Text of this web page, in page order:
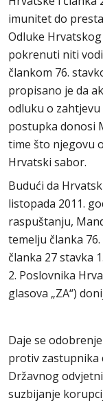
imunitet do
Odluke
pokrenuti niti
člankom 76.
propisano je da
odluku o
postupka donosi
time što njegovu
Hrvatski sabor.
Budući da
listopada 2011.
raspuštanju,
temelju članka
članka 27 stavka
2. Poslovnika
glasova „ZA“)
Daje se
protiv zastupnika
Državnog
suzbijanje